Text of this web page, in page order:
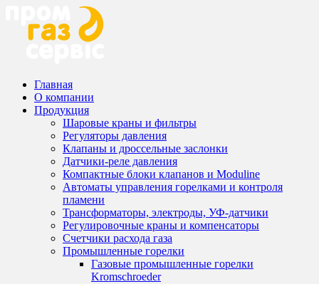
Главная
О компании
Продукция
Шаровые краны и фильтры
Регуляторы давления
Клапаны и дроссельные заслонки
Датчики-реле давления
Компактные блоки клапанов и Moduline
Автоматы управления горелками и контроля
пламени
Трансформаторы, электроды, УФ-датчики
Регулировочные краны и компенсаторы
Счетчики расхода газа
Промышленные горелки
Газовые промышленные горелки
Kromschroeder